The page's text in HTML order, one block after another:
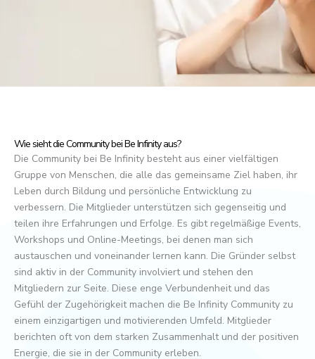
Wie sieht die Community bei Be Infinity aus?
Die Community bei Be Infinity besteht aus einer vielfältigen
Gruppe von Menschen, die alle das gemeinsame Ziel haben, ihr
Leben durch Bildung und persönliche Entwicklung zu
verbessern. Die Mitglieder unterstützen sich gegenseitig und
teilen ihre Erfahrungen und Erfolge. Es gibt regelmäßige Events,
Workshops und Online-Meetings, bei denen man sich
austauschen und voneinander lernen kann. Die Gründer selbst
sind aktiv in der Community involviert und stehen den
Mitgliedern zur Seite. Diese enge Verbundenheit und das
Gefühl der Zugehörigkeit machen die Be Infinity Community zu
einem einzigartigen und motivierenden Umfeld. Mitglieder
berichten oft von dem starken Zusammenhalt und der positiven
Energie, die sie in der Community erleben.